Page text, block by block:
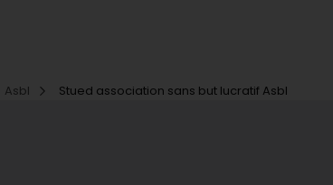
Asbl Stued association sans but lucratif Asbl